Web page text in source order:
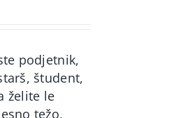
podjetnik,
študent,
želite le
težo,